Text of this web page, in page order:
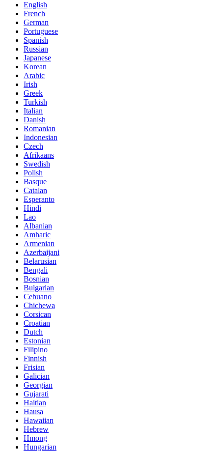
English
French
German
Portuguese
Spanish
Russian
Japanese
Korean
Arabic
Irish
Greek
Turkish
Italian
Danish
Romanian
Indonesian
Czech
Afrikaans
Swedish
Polish
Basque
Catalan
Esperanto
Hindi
Lao
Albanian
Amharic
Armenian
Azerbaijani
Belarusian
Bengali
Bosnian
Bulgarian
Cebuano
Chichewa
Corsican
Croatian
Dutch
Estonian
Filipino
Finnish
Frisian
Galician
Georgian
Gujarati
Haitian
Hausa
Hawaiian
Hebrew
Hmong
Hungarian